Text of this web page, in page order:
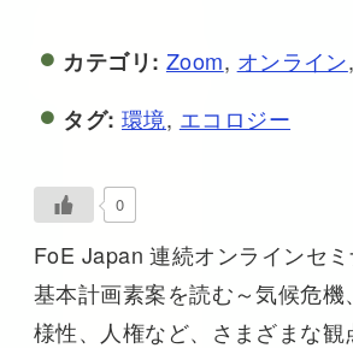
カテゴリ: Zoom, オンライン,
タグ: 環境, エコロジー
0
FoE Japan 連続オンラインセ
基本計画素案を読む～気候危機
様性、人権など、さまざまな観